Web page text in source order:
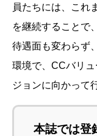
員たちには、これ
を継続することで
待遇面も変わらず
環境で、CCバリ
ジョンに向かって
本誌では登